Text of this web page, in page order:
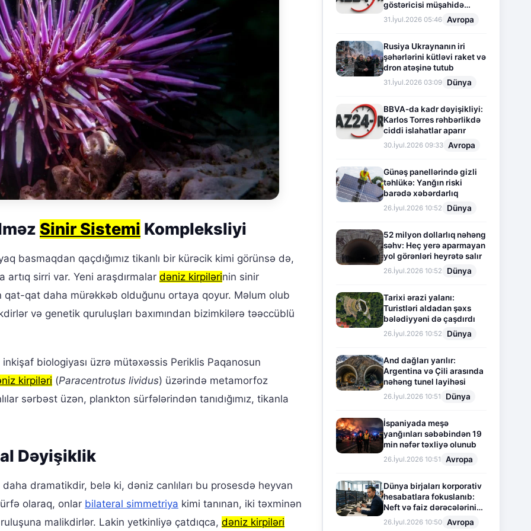
Sinir Sistemi Kompleksliyi
basmaqdan qaçdığımız tikanlı bir kürəcik kimi görünsə də,
artıq sirri var. Yeni araşdırmalar dəniz kirpilərinin sinir
qat daha mürəkkəb olduğunu ortaya qoyur. Məlum olub
və genetik quruluşları baxımından bizimkilərə təəccüblü
biologiyası üzrə mütəxəssis Periklis Paqanosun
kirpiləri (Paracentrotus lividus) üzərində metamorfoz
sərbəst üzən, plankton sürfələrindən tanıdığımız, tikanla
Dəyişiklik
dramatikdir, belə ki, dəniz canlıları bu prosesdə heyvan
olaraq, onlar bilateral simmetriya kimi tanınan, iki təxminən
malikdirlər. Lakin yetkinliyə çatdıqca, dəniz kirpiləri
göstəricisi müşahidə
olunur
31.İyul.2026 05:46 Avropa
Rusiya Ukraynanın iri
şəhərlərini kütləvi raket və
dron atəşinə tutub
31.İyul.2026 03:09 Dünya
BBVA-da kadr dəyişikliyi:
Karlos Torres rəhbərlikdə
ciddi islahatlar aparır
30.İyul.2026 09:33 Avropa
Günəş panellərində gizli
təhlükə: Yanğın riski
barədə xəbərdarlıq
26.İyul.2026 10:52 Dünya
52 milyon dollarlıq nəhəng
səhv: Heç yerə aparmayan
yol görənləri heyrətə salır
26.İyul.2026 10:52 Dünya
Tarixi ərazi yalanı:
Turistləri aldadan şəxs
bələdiyyəni də çaşdırdı
26.İyul.2026 10:52 Dünya
And dağları yarılır:
Argentina və Çili arasında
nəhəng tunel layihəsi
26.İyul.2026 10:51 Dünya
İspaniyada meşə
yanğınları səbəbindən 19
min nəfər təxliyə olunub
26.İyul.2026 10:51 Avropa
Dünya birjaları korporativ
hesabatlara fokuslanıb:
Neft və faiz dərəcələrinin
təsiri altında cari vəziyyət
26.İyul.2026 10:50 Avropa